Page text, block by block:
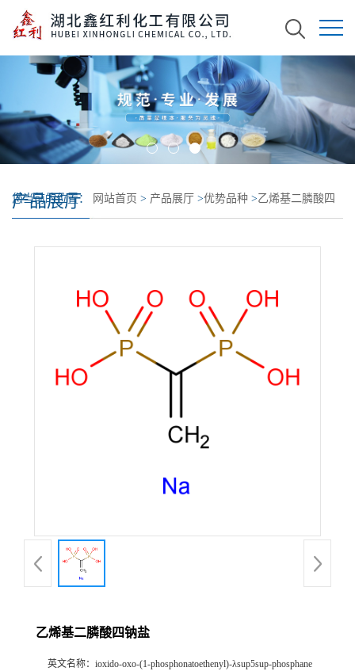
产品展厅
您当前的位置： 网站首页 > 产品展厅 >优势品种 >乙烯基二膦酸四
乙烯基二膦酸四钠盐
英文名称： ioxido-oxo-(1-phosphonatoethenyl)-λsup5sup-phosphane